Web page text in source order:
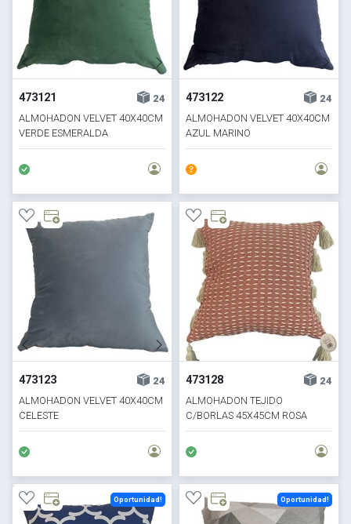
473121
24
ALMOHADON VELVET 40X40CM
VERDE ESMERALDA
473122
24
ALMOHADON VELVET 40X40CM
AZUL MARINO
473123
24
ALMOHADON VELVET 40X40CM
CELESTE
473128
24
ALMOHADON TEJIDO
C/BORLAS 45X45CM ROSA
Oportunidad! Oportunidad!